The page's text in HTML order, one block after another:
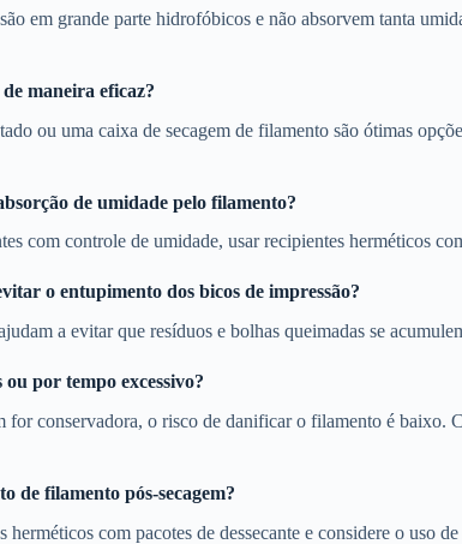
em grande parte hidrofóbicos e não absorvem tanta
maneira eficaz?
ou uma caixa de secagem de filamento são ótimas
de umidade pelo filamento?
com controle de umidade, usar recipientes herméticos
o entupimento dos bicos de impressão?
a evitar que resíduos e bolhas queimadas se
por tempo excessivo?
for conservadora, o risco de danificar o filamento é
de filamento pós-secagem?
com pacotes de dessecante e considere o uso